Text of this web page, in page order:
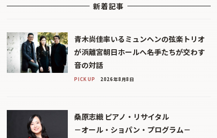
新着記事
青木尚佳率いるミュンヘンの弦楽トリオ
が浜離宮朝日ホールへ――名手たちが交わす
音の対話
PICK UP 2026年8月8日
桑原志織 ピアノ・リサイタル
－オール・ショパン・プログラム－